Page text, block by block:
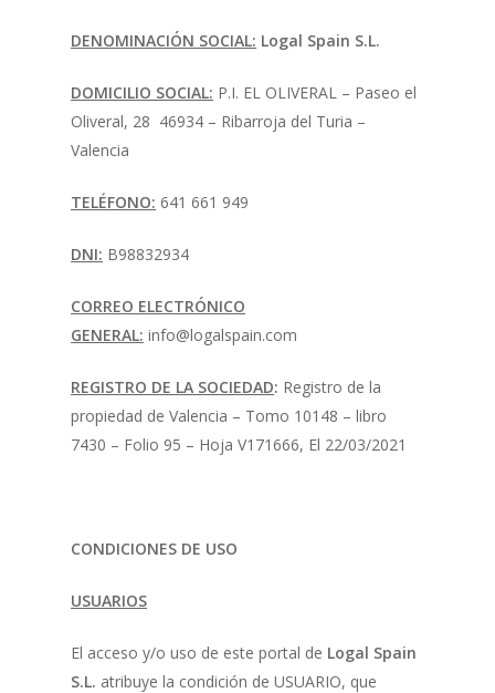
DENOMINACIÓN SOCIAL: Logal Spain S.L.
DOMICILIO SOCIAL: P.I. EL OLIVERAL – Paseo el
Oliveral, 28 46934 – Ribarroja del Turia –
Valencia
TELÉFONO: 641 661 949
DNI: B98832934
CORREO ELECTRÓNICO
GENERAL: info@logalspain.com
REGISTRO DE LA SOCIEDAD: Registro de la
propiedad de Valencia – Tomo 10148 – libro
7430 – Folio 95 – Hoja V171666, El 22/03/2021
CONDICIONES DE USO
USUARIOS
El acceso y/o uso de este portal de Logal Spain
S.L. atribuye la condición de USUARIO, que